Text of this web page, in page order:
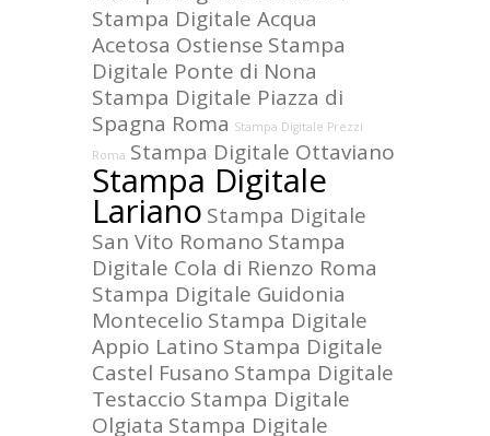
Stampa Digitale Acqua
Acetosa Ostiense Stampa
Digitale Ponte di Nona
Stampa Digitale Piazza di
Spagna Roma Stampa Digitale Prezzi
Roma Stampa Digitale Ottaviano
Stampa Digitale
Lariano Stampa Digitale
San Vito Romano Stampa
Digitale Cola di Rienzo Roma
Stampa Digitale Guidonia
Montecelio Stampa Digitale
Appio Latino Stampa Digitale
Castel Fusano Stampa Digitale
Testaccio Stampa Digitale
Olgiata Stampa Digitale